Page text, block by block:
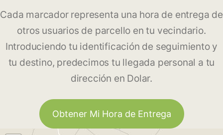
Cada marcador representa una hora de entrega de
otros usuarios de parcello en tu vecindario.
Introduciendo tu identificación de seguimiento y
tu destino, predecimos tu llegada personal a tu
dirección en Dolar.
Obtener Mi Hora de Entrega